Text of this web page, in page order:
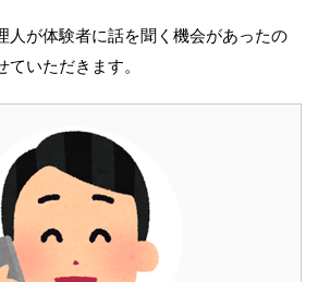
人が体験者に話を聞く機会があったの
ていただきます。